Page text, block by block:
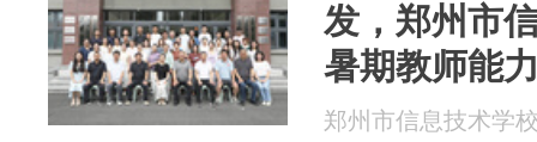
发，郑州市
暑期教师能
郑州市信息技术学